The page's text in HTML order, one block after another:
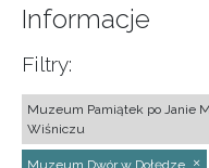
Informacje
Filtry:
Muzeum Pamiątek po Janie
Wiśniczu
Muzeum Dwór w Dołędze